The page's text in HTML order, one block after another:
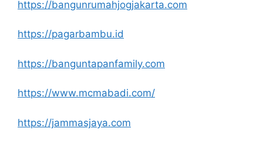
https://bangunrumahjogjakarta.com
https://pagarbambu.id
https://banguntapanfamily.com
https://www.mcmabadi.com/
https://jammasjaya.com